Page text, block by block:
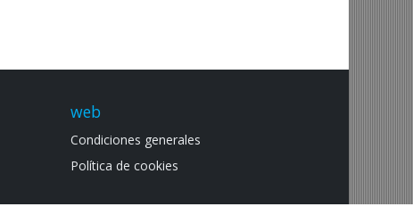
web
Condiciones generales
Política de cookies